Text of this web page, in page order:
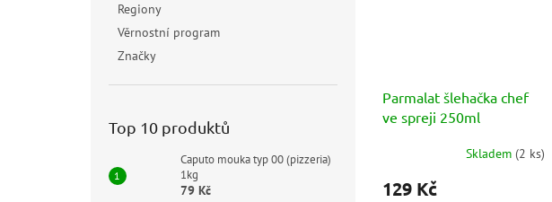
Regiony
Věrnostní program
Značky
Top 10 produktů
Caputo mouka typ 00 (pizzeria)
1kg
79 Kč
Parmalat šlehačka chef
ve spreji 250ml
produktu
Skladem (2 ks)
129 Kč